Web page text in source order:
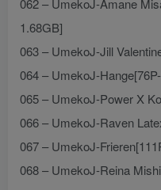
062 – UmekoJ-Amane
1.68GB]
063 – UmekoJ-Jill
064 – UmekoJ-
065 – UmekoJ-Power X
066 – UmekoJ-Raven
067 – UmekoJ-
068 – UmekoJ-Reina